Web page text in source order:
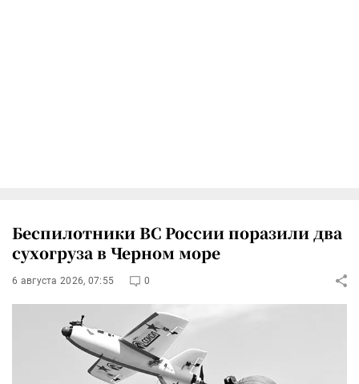
Беспилотники ВС России поразили два
сухогруза в Черном море
6 августа 2026, 07:55 0